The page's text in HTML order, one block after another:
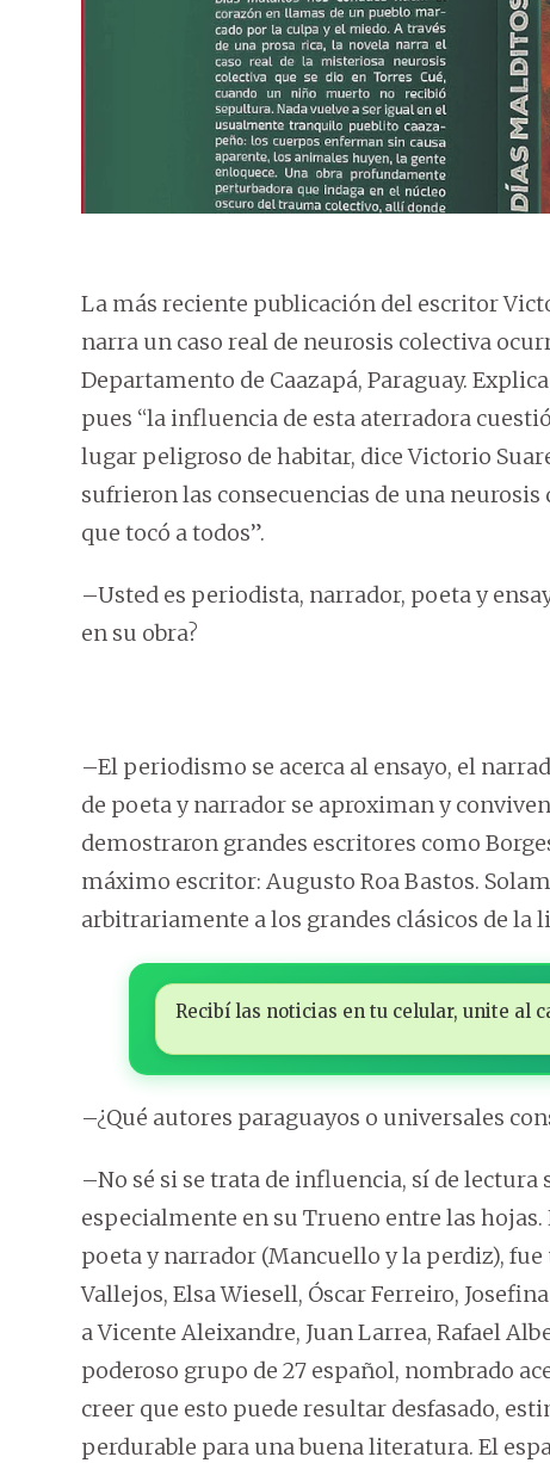
La más reciente publicación del escritor
narra un caso real de neurosis colectiva
Departamento de Caazapá, Paraguay.
pues “la influencia de esta aterradora
lugar peligroso de habitar, dice Victorio
sufrieron las consecuencias de una
que tocó a todos”.
–Usted es periodista, narrador, poeta y
en su obra?
–El periodismo se acerca al ensayo, el
de poeta y narrador se aproximan y
demostraron grandes escritores como
máximo escritor: Augusto Roa Bastos.
arbitrariamente a los grandes clásicos de la
Recibí las noticias en tu celular, unite al
–¿Qué autores paraguayos o universales
–No sé si se trata de influencia, sí de
especialmente en su Trueno entre las
poeta y narrador (Mancuello y la perdiz),
Vallejos, Elsa Wiesell, Óscar Ferreiro,
a Vicente Aleixandre, Juan Larrea, Rafael
poderoso grupo de 27 español, nombrado
creer que esto puede resultar desfasado,
perdurable para una buena literatura. El